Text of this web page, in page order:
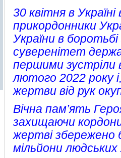
30 квітня в
прикордонники
України в
суверенітет
першими зустріли
лютого 2022 року
жертви від рук
Вічна пам’ять
захищаючи кордони
жертві збережено
мільйони